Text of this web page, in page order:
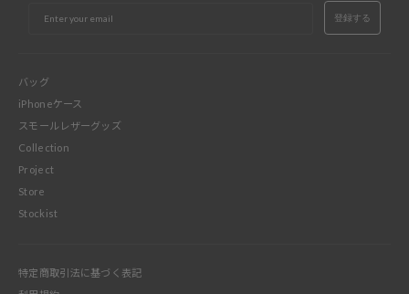
登録する
バッグ
iPhoneケース
スモールレザーグッズ
Collection
Project
Store
Stockist
特定商取引法に基づく表記